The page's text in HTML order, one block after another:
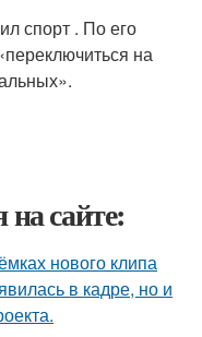
спорт . По его
на
сайте:
нового клипа
в кадре, но и